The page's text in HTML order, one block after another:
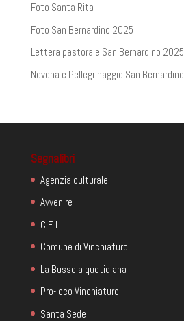
Foto Santa Rita
Foto San Bernardino 2025
Lettera pastorale San Bernardino 2025
Novena e Pellegrinaggio San Bernardino
Segnalibri
Agenzia culturale
Avvenire
C.E.I.
Comune di Vinchiaturo
La Bussola quotidiana
Pro-loco Vinchiaturo
Santa Sede